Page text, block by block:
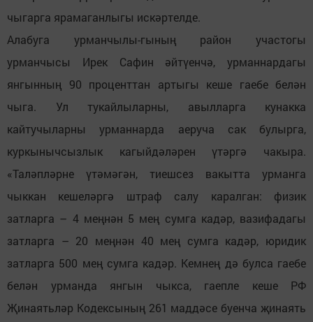
чыгарга ярамаганлыгы искәртелде.
Алабуга урманчылы-гының район участогы
урманчысы Ирек Сафин әйтүенчә, урманнардагы
янгынның 90 проценттан артыгы кеше гаебе белән
чыга. Ул тукайлыларны, авылларга кунакка
кайтучыларны урманнарда аеруча сак булырга,
куркынычсызлык кагыйдәләрен үтәргә чакыра.
«Таләпләрне үтәмәгән, тиешсез вакытта урманга
чыккан кешеләргә штраф салу каралган: физик
затларга – 4 меңнән 5 мең сумга кадәр, вазифадагы
затларга – 20 меңнән 40 мең сумга кадәр, юридик
затларга 500 мең сумга кадәр. Кемнең дә булса гаебе
белән урманда янгын чыкса, гаепле кеше РФ
Җинаятьләр Кодексының 261 маддәсе буенча җинаять